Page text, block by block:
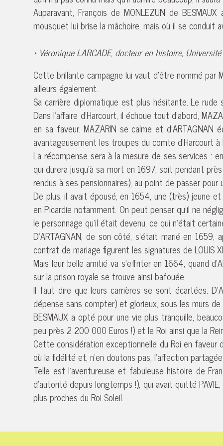
Auparavant, François de MONLEZUN de
mousquet lui brise la mâchoire, mais où il se conduit
* Véronique LARCADE, docteur en histoire,
Cette brillante campagne lui vaut d’être nommé par
ailleurs également.
Sa carrière diplomatique est plus hésitante. Le
Dans l’affaire d’Harcourt, il échoue tout d’abord,
en sa faveur. MAZARIN se calme et
avantageusement les troupes du comte d’Harcourt à
La récompense sera à la mesure de ses services :
qui durera jusqu’à sa mort en 1697, soit pendant
rendus à ses pensionnaires), au point de passer
De plus, il avait épousé, en 1654, une (très) jeune
en Picardie notamment. On peut penser qu’il ne
le personnage qu’il était devenu, ce qui n’était
D’ARTAGNAN, de son côté, s’était marié en
contrat de mariage figurent les signatures de LOUIS
Mais leur belle amitié va s’effriter en 1664, quand
sur la prison royale se trouve ainsi bafouée.
Il faut dire que leurs carrières se sont écartées.
dépense sans compter) et glorieux, sous les murs
BESMAUX a opté pour une vie plus tranquille,
peu près 2 200 000 Euros !) et le Roi ainsi que la
Cette considération exceptionnelle du Roi en faveur
où la fidélité et, n’en doutons pas, l’affection
Telle est l’aventureuse et fabuleuse histoire de
d’autorité depuis longtemps !), qui avait quitté
plus proches du Roi Soleil.